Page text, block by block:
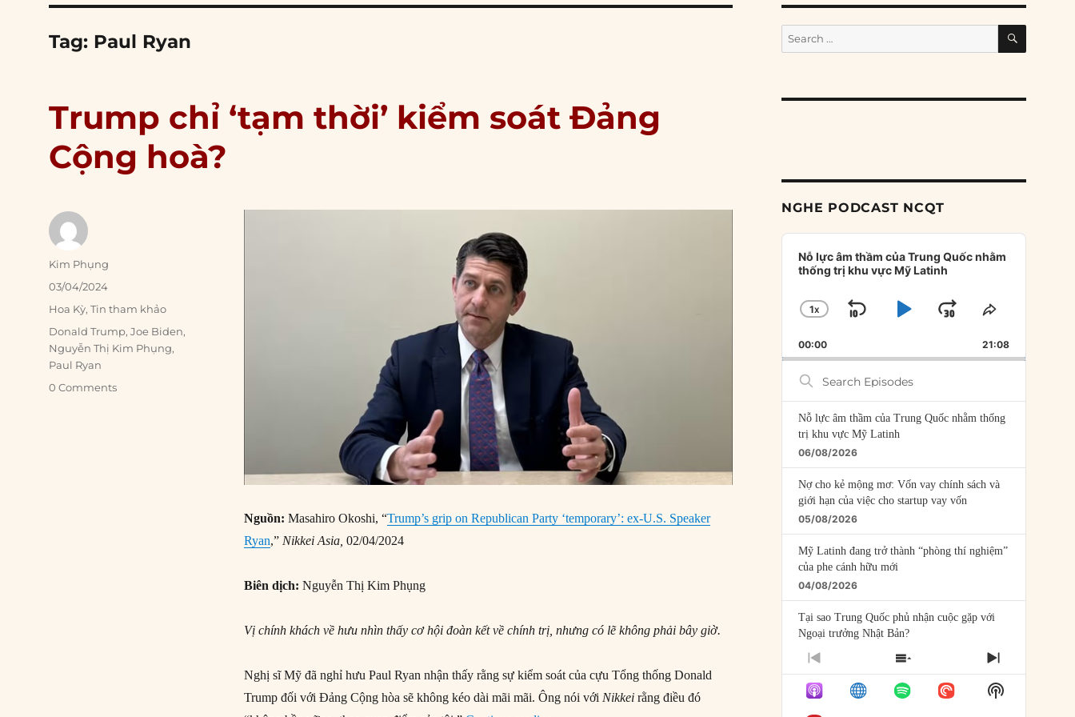
Tag: Paul Ryan
Trump chỉ ‘tạm thời’ kiểm soát Đảng
Cộng hoà?
Nguồn:Masahiro Okoshi, “Trump’s grip on Republican Party ‘temporary’: ex-U.S. Speaker
Ryan,” Nikkei Asia, 02/04/2024
Biên dịch: Nguyễn Thị Kim Phụng
Vị chính khách về hưu nhìn thấy cơ hội đoàn kết về chính trị, nhưng có lẽ không phải bây giờ.
Nghị sĩ Mỹ đã nghỉ hưu Paul Ryan nhận thấy rằng sự kiểm soát của cựu Tổng thống Donald
Trump đối với Đảng Cộng hòa sẽ không kéo dài mãi mãi. Ông nói với Nikkei rằng điều đó
Author
Kim Phụng
Posted
03/04/2024
Categories
Hoa Kỳ,Tin tham khảo
Tags
Donald Trump,Joe Biden,
Nguyễn Thị Kim Phụng,
Paul Ryan
0 Comments
Search
for:
SEARCH
NGHE PODCAST NCQT
Audio
Player
Nỗ lực âm thầm của Trung Quốc nhằm
thống trị khu vực Mỹ Latinh
CHANGE
RATE
1X
SKIP
BACKWARD
PLAYJUMP
FORWARD
SHARE
EPISODE
00:00 21:08
Search
Episodes
Nỗ lực âm thầm của Trung Quốc nhằm thống
trị khu vực Mỹ Latinh
06/08/2026
Nợ cho kẻ mộng mơ: Vốn vay chính sách và
giới hạn của việc cho startup vay vốn
05/08/2026
Mỹ Latinh đang trở thành “phòng thí nghiệm”
của phe cánh hữu mới
04/08/2026
Tại sao Trung Quốc phủ nhận cuộc gặp với
Ngoại trưởng Nhật Bản?
04/08/2026
Điểm mù chiến lược của Trump tại Thái Bình
Dương
PREVIOUS
EPISODE
SHOW
EPISODES
LIST
NEXT
EPISODE
Show
Podcast